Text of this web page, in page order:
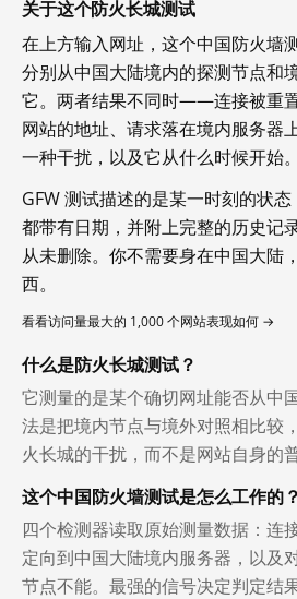
关于这个防火长城测试
在上方输入网址，这个中国防火墙
分别从中国大陆境内的探测节点和
它。两者结果不同时——连接被重
网站的地址、请求落在境内服务
一种干扰，以及它从什么时候开始。
GFW 测试描述的是某一时刻的状
都带有日期，并附上完整的历史记
从未删除。你不需要身在中国大陆
西。
看看访问量最大的 1,000 个网站表现如何 →
什么是防火长城测试？
它测量的是某个确切网址能否从中
法是把境内节点与境外对照相比较
火长城的干扰，而不是网站自身的
这个中国防火墙测试是怎么工作的？
四个检测器读取原始测量数据：连
定向到中国大陆境内服务器，以及
节点不能。最强的信号决定判定结